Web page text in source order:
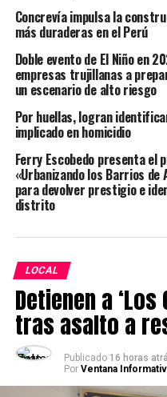
utilizando el siguiente
del teléfono: +51 998 998
información en las redes
Facebook: Sastreria
@sastreriafirenze.
TEMAS RELACIONADOS:
SIGUIENTE POST
reconocimiento facial
ANTERIOR POST
Positividad de casos
Libertad
Concrevía impulsa la
más duraderas en el Perú
Doble evento de El Niño en
empresas trujillanas a
un escenario de alto riesgo
Por huellas, logran
implicado en homicidio
Ferry Escobedo presenta el
«Urbanizando los Barrios de
para devolver prestigio e
distrito
LOCAL
Detienen a ‘Los
tras asalto a
Publicado 16 horas
Por Ventana